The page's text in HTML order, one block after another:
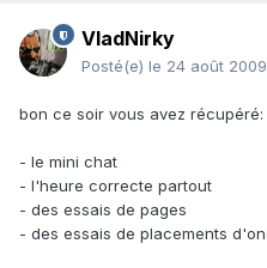
VladNirky
Posté(e) le 24 août 2009
bon ce soir vous avez récupéré:
- le mini chat
- l'heure correcte partout
- des essais de pages
- des essais de placements